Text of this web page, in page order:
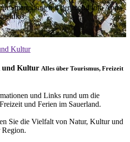
Smartphone mit der mobil info App -
Kultur
und Kultur Alles über Tourismus, Freizeit
und Links rund um die
und Ferien im Sauerland.
Sie die Vielfalt von Natur, Kultur und
Region.